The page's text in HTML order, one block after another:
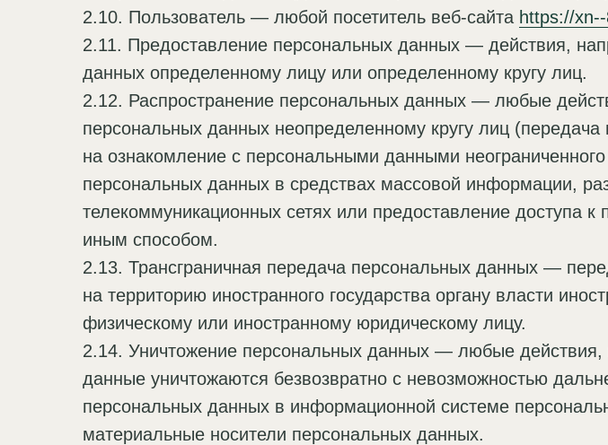
2.10. Пользователь — любой посетитель веб-сайта https://
2.11. Предоставление персональных данных — действия,
данных определенному лицу или определенному кругу лиц.
2.12. Распространение персональных данных — любые
персональных данных неопределенному кругу лиц
на ознакомление с персональными данными
персональных данных в средствах массовой информации,
телекоммуникационных сетях или предоставление доступа
иным способом.
2.13. Трансграничная передача персональных данных —
на территорию иностранного государства органу власти
физическому или иностранному юридическому лицу.
2.14. Уничтожение персональных данных — любые действия,
данные уничтожаются безвозвратно с невозможностью
персональных данных в информационной системе
материальные носители персональных данных.